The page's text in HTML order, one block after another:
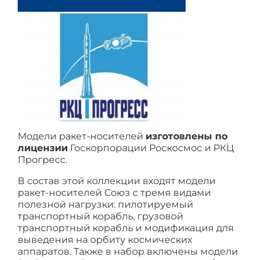
Модели ракет-носителей изготовлены по
лицензии Госкорпорации Роскосмос и РКЦ
Прогресс.
В состав этой коллекции входят модели
ракет-носителей Союз с тремя видами
полезной нагрузки: пилотируемый
транспортный корабль, грузовой
транспортный корабль и модификация для
выведения на орбиту космических
аппаратов. Также в набор включены модели